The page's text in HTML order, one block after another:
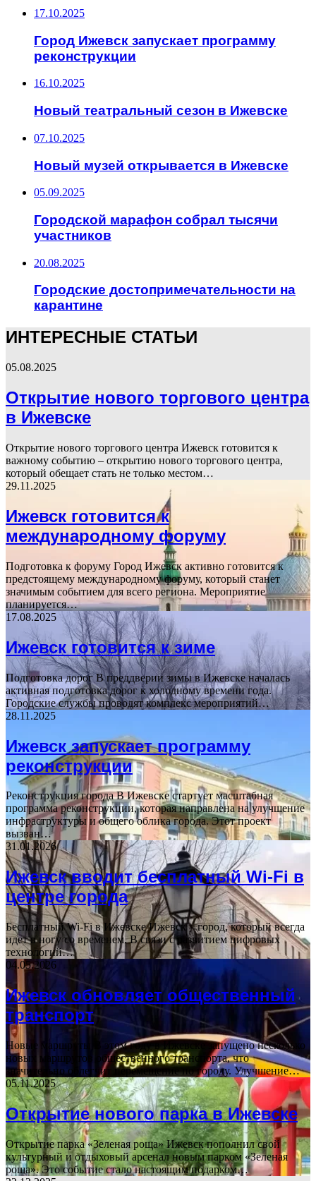
17.10.2025
Город Ижевск запускает программу
реконструкции
16.10.2025
Новый театральный сезон в Ижевске
07.10.2025
Новый музей открывается в Ижевске
05.09.2025
Городской марафон собрал тысячи
участников
20.08.2025
Городские достопримечательности на
карантине
ИНТЕРЕСНЫЕ СТАТЬИ
05.08.2025
Открытие нового торгового центра
в Ижевске
Открытие нового торгового центра Ижевск готовится к
важному событию – открытию нового торгового центра,
который обещает стать не только местом…
29.11.2025
Ижевск готовится к
международному форуму
Подготовка к форуму Город Ижевск активно готовится к
предстоящему международному форуму, который станет
значимым событием для всего региона. Мероприятие
планируется…
17.08.2025
Ижевск готовится к зиме
Подготовка дорог В преддверии зимы в Ижевске началась
активная подготовка дорог к холодному времени года.
Городские службы проводят комплекс мероприятий…
28.11.2025
Ижевск запускает программу
реконструкции
Реконструкция города В Ижевске стартует масштабная
программа реконструкции, которая направлена на улучшение
инфраструктуры и общего облика города. Этот проект
вызван…
31.01.2026
Ижевск вводит бесплатный Wi-Fi в
центре города
Бесплатный Wi-Fi в Ижевске Ижевск – город, который всегда
идет в ногу со временем. В связи с развитием цифровых
технологий…
04.05.2026
Ижевск обновляет общественный
транспорт
Новые маршруты В этом году в Ижевске запущено несколько
новых маршрутов общественного транспорта, что
значительно облегчит перемещение по городу. Улучшение…
05.11.2025
Открытие нового парка в Ижевске
Открытие парка «Зеленая роща» Ижевск пополнил свой
культурный и отдыховый арсенал новым парком «Зеленая
роща». Это событие стало настоящим подарком…